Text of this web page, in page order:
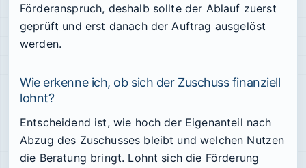
Förderanspruch, deshalb sollte der Ablauf zuerst
geprüft und erst danach der Auftrag ausgelöst
werden.
Wie erkenne ich, ob sich der Zuschuss finanziell
lohnt?
Entscheidend ist, wie hoch der Eigenanteil nach
Abzug des Zuschusses bleibt und welchen Nutzen
die Beratung bringt. Lohnt sich die Förderung